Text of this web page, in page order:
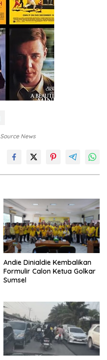
Source News
Andie Dinialdie Kembalikan
Formulir Calon Ketua Golkar
Sumsel